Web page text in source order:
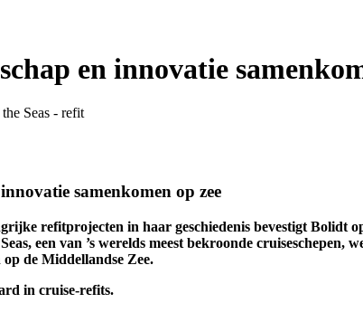
en innovatie
samenkomen op zee
refitprojecten in haar geschiedenis bevestigt Bolidt
een van ’s werelds meest bekroonde
de Middellandse Zee.
in cruise-refits.